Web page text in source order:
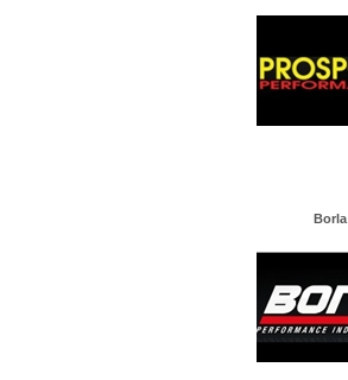
Borla